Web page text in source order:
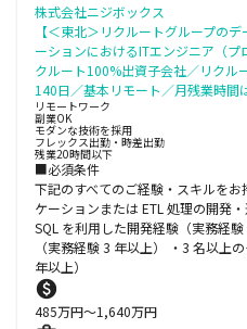
株式会社ニジボックス
【＜東北＞リクルートグループの
ーションにおけるITエンジニア（
クルート100%出資子会社／リクル
140日／基本リモート／月残業時間
リモートワーク
副業OK
モダンな技術を採用
フレックス出勤・時差出勤
残業20時間以下
■必須条件
下記のすべてのご経験・スキルを
ケーションまたは ETL 処理の開発
SQL を利用した開発経験（実務経
（実務経験 3 年以上） ・3 名以上
年以上）
485万円〜1,640万円